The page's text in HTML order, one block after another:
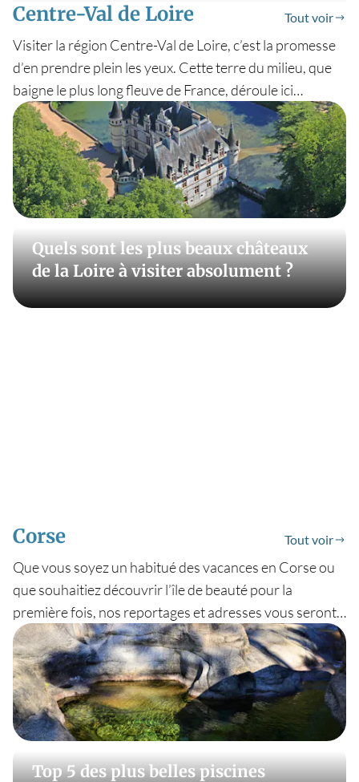
Centre-Val de Loire Tout voir
Visiter la région Centre-Val de Loire, c’est la promesse
d’en prendre plein les yeux. Cette terre du milieu, que
baigne le plus long fleuve de France, déroule ici
quelques-uns des plus beaux châteaux du monde.
Chambord, Chenonceau, Blois, Azay-le-Rideau,
Amboise… Autant de joyaux que l’on peut découvrir de
diverses manières. Piochez dans nos idées !
Quels sont les plus beaux châteaux
de la Loire à visiter absolument ?
Corse Tout voir
Que vous soyez un habitué des vacances en Corse ou
que souhaitiez découvrir l’île de beauté pour la
première fois, nos reportages et adresses vous seront
forcément d’un grand secours. Vous comptez vous
attaquer au fameux GR20, l’un des plus beaux mais
périlleux sentiers de grande randonnée d’Europe,
découvrez comment bien vous préparer. Période
idéale, où vous loger, où manger ? Nous vous donnons
toutes les réponses. Faites du tourisme en Corse avec
Détours en France.
Top 5 des plus belles piscines